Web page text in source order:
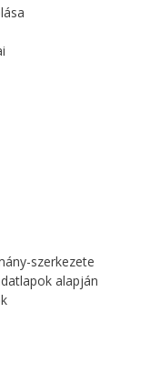
szerkezete
alapján